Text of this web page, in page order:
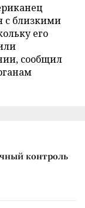
с близкими
его
сообщил
контроль